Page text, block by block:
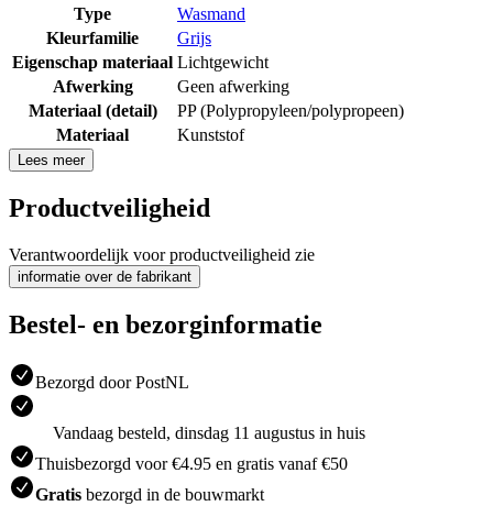
Type
Wasmand
Kleurfamilie
Grijs
Eigenschap materiaal Lichtgewicht
Afwerking
Geen afwerking
Materiaal (detail)
PP (Polypropyleen/polypropeen)
Materiaal
Kunststof
Lees meer
Productveiligheid
Verantwoordelijk voor productveiligheid zie
informatie over de fabrikant
Bestel- en bezorginformatie
Bezorgd door PostNL
Vandaag besteld, dinsdag 11 augustus in huis
Thuisbezorgd voor €4.95 en gratis vanaf €50
Gratis bezorgd in de bouwmarkt